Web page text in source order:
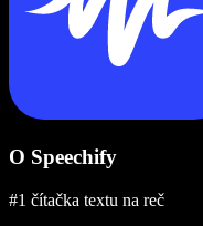
O Speechify
#1 čítačka textu na reč